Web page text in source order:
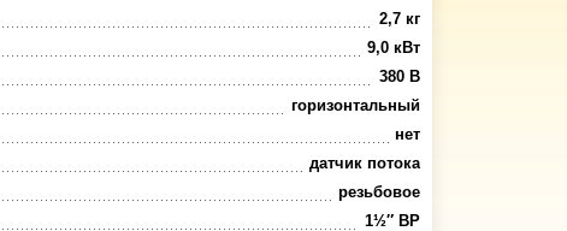
2,7 кг
9,0 кВт
380 В
горизонтальный
нет
датчик потока
резьбовое
1½″ ВР